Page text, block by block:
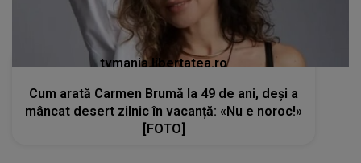
tvmania.libertatea.ro
Cum arată Carmen Brumă la 49 de ani, deși a
mâncat desert zilnic în vacanță: «Nu e noroc!»
[FOTO]